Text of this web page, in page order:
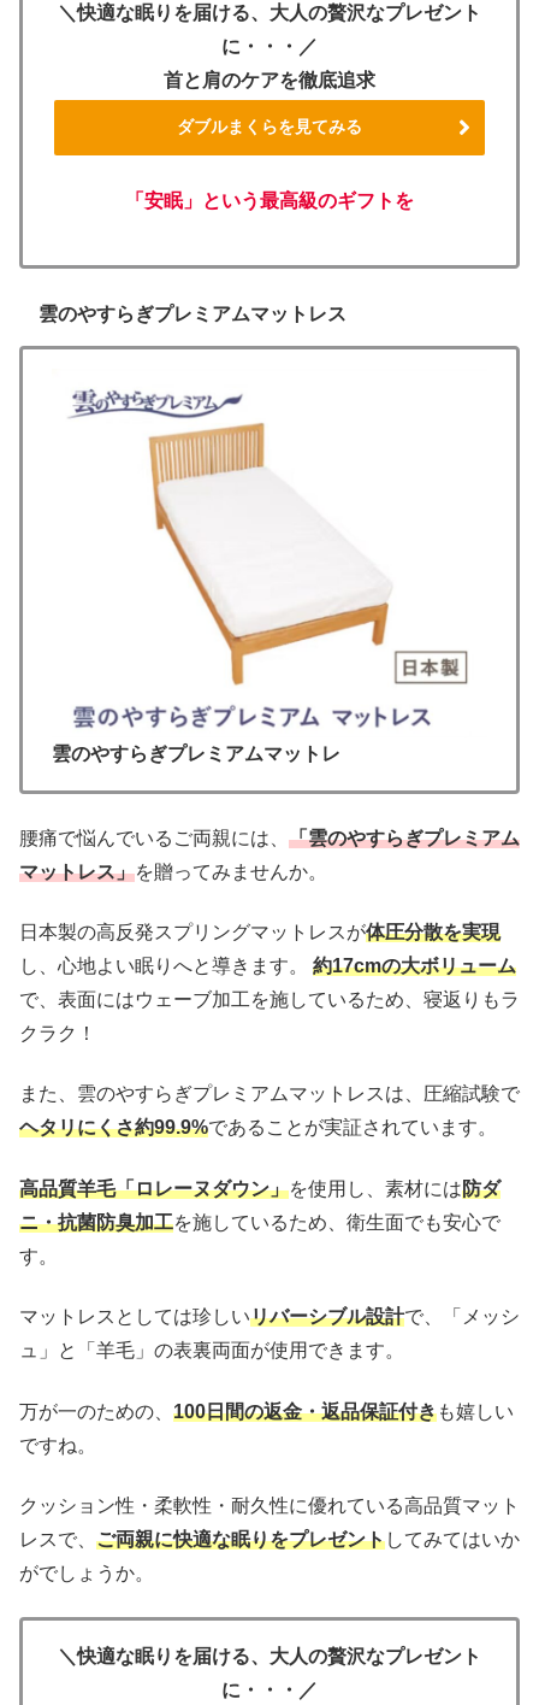
＼快適な眠りを届ける、大人の贅沢なプレゼント
に・・・／
首と肩のケアを徹底追求
ダブルまくらを見てみる
「安眠」という最高級のギフトを
雲のやすらぎプレミアムマットレス
雲のやすらぎプレミアムマットレ
腰痛で悩んでいるご両親には、 「雲のやすらぎプレミアム
マットレス」を贈ってみませんか。
日本製の高反発スプリングマットレスが体圧分散を実現
し、心地よい眠りへと導きます。 約17cmの大ボリューム
で、表面にはウェーブ加工を施しているため、寝返りもラ
クラク！
また、雲のやすらぎプレミアムマットレスは、圧縮試験で
ヘタリにくさ約99.9%であることが実証されています。
高品質羊毛「ロレーヌダウン」を使用し、素材には防ダ
ニ・抗菌防臭加工を施しているため、衛生面でも安心で
す。
マットレスとしては珍しいリバーシブル設計で、「メッシ
ュ」と「羊毛」の表裏両面が使用できます。
万が一のための、 100日間の返金・返品保証付きも嬉しい
ですね。
クッション性・柔軟性・耐久性に優れている高品質マット
レスで、 ご両親に快適な眠りをプレゼントしてみてはいか
がでしょうか。
＼快適な眠りを届ける、大人の贅沢なプレゼント
に・・・／